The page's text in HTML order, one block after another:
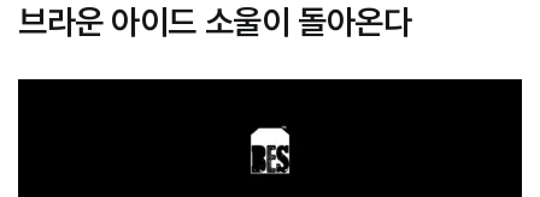
브라운 아이드 소울이 돌아온다